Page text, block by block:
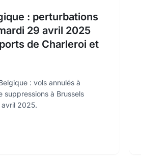
: perturbations
29 avril 2025
de Charleroi et
: vols annulés à
suppressions à Brussels
2025.